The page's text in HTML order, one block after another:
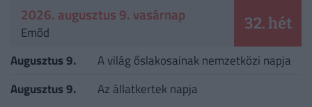
2026. augusztus 9. vasárnap
Emőd 32. hét
Augusztus 9.
A világ őslakosainak nemzetközi napja
Augusztus 9.
Az állatkertek napja